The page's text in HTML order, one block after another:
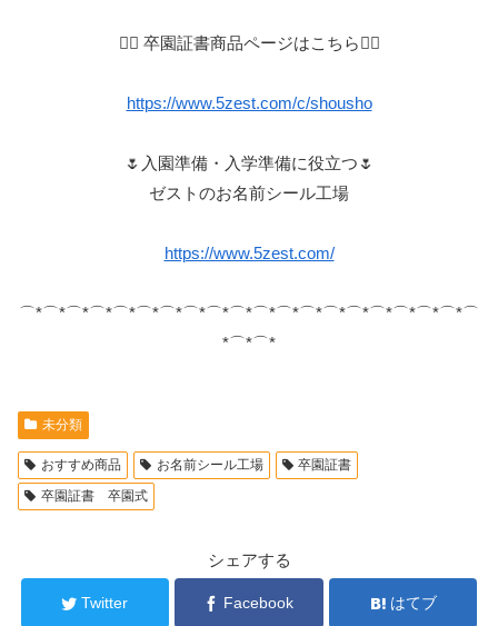
👇🏻 卒園証書商品ページはこちら👇🏻
https://www.5zest.com/c/shousho
🌷入園準備・入学準備に役立つ🌷
ゼストのお名前シール工場
https://www.5zest.com/
⌒*⌒*⌒*⌒*⌒*⌒*⌒*⌒*⌒*⌒*⌒*⌒*⌒*⌒*⌒*⌒*⌒*⌒*⌒*⌒
*⌒*⌒*
未分類
おすすめ商品 お名前シール工場
卒園証書
卒園証書 卒園式
シェアする
Twitter Facebook はてブ